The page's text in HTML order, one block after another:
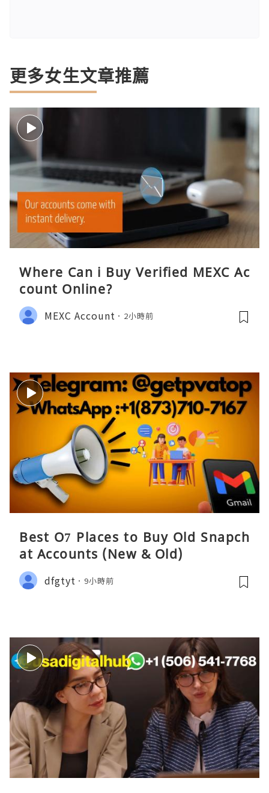
更多女生文章推薦
Where Can i Buy Verified MEXC Ac
count Online?
MEXC Account 2小時前
Best O7 Places to Buy Old Snapch
at Accounts (New & Old)
dfgtyt 9小時前